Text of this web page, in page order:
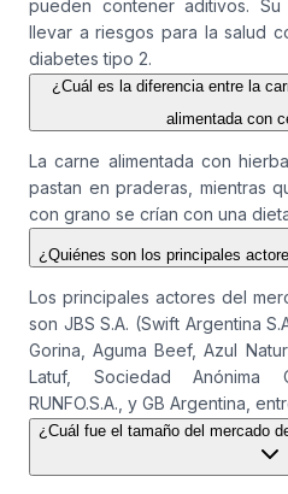
pueden contener aditivos.
llevar a riesgos para la salud
diabetes tipo 2.
¿Cuál es la diferencia entre la
alimentada con
La carne alimentada con
pastan en praderas, mientras
con grano se crían con una
¿Quiénes son los principales
Los principales actores del
son JBS S.A. (Swift Argentina
Gorina, Aguma Beef, Azul
Latuf, Sociedad Anónima
RUNFO.S.A., y GB Argentina,
¿Cuál fue el tamaño del mercado